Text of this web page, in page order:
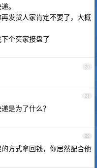
。
发货人家肯定不要了，大概
个买家接盘了
20
21
是为了什么？
22
方式拿回钱，你居然配合他